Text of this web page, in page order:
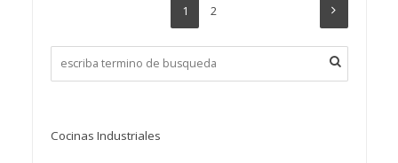
1 2
Cocinas Industriales